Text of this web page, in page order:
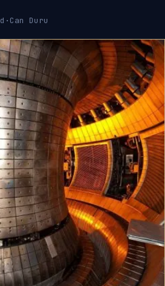
· Can Duru